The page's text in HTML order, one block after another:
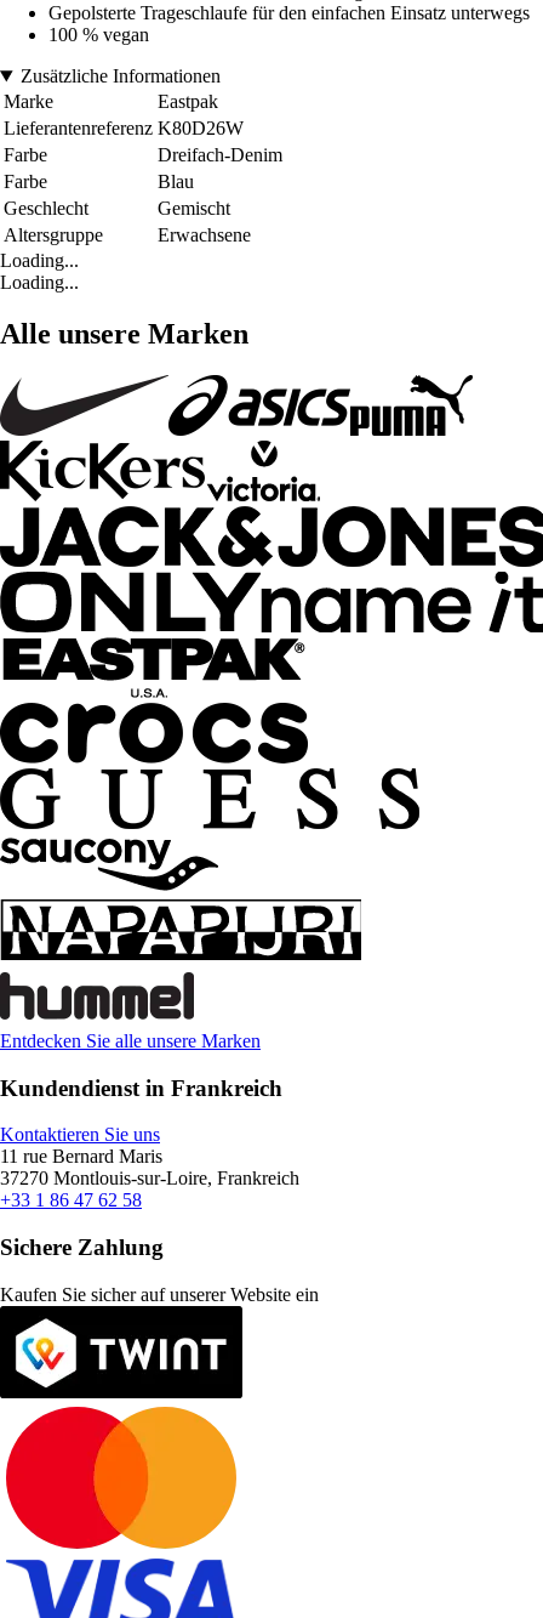
Gepolsterte Trageschlaufe für den einfachen Einsatz unterwegs
100 % vegan
Zusätzliche Informationen
Marke
Eastpak
Lieferantenreferenz K80D26W
Farbe
Dreifach-Denim
Farbe
Blau
Geschlecht
Gemischt
Altersgruppe
Erwachsene
Loading...
Loading...
Alle unsere Marken
Entdecken Sie alle unsere Marken
Kundendienst in Frankreich
Kontaktieren Sie uns
11 rue Bernard Maris
37270 Montlouis-sur-Loire, Frankreich
+33 1 86 47 62 58
Sichere Zahlung
Kaufen Sie sicher auf unserer Website ein